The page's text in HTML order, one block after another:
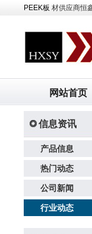
PEEK板 材供应商恒
网站首页
信息资讯
产品信息
热门动态
公司新闻
行业动态